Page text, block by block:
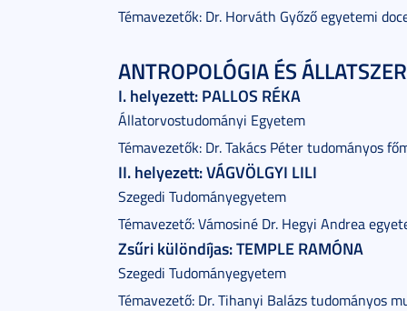
Témavezetők: Dr. Horváth Győző egyetemi
ANTROPOLÓGIA ÉS
I. helyezett: PALLOS RÉKA
Állatorvostudományi Egyetem
Témavezetők: Dr. Takács Péter tudományos
II. helyezett: VÁGVÖLGYI LILI
Szegedi Tudományegyetem
Témavezető: Vámosiné Dr. Hegyi Andrea
Zsűri különdíjas: TEMPLE RAMÓNA
Szegedi Tudományegyetem
Témavezető: Dr. Tihanyi Balázs tudományos